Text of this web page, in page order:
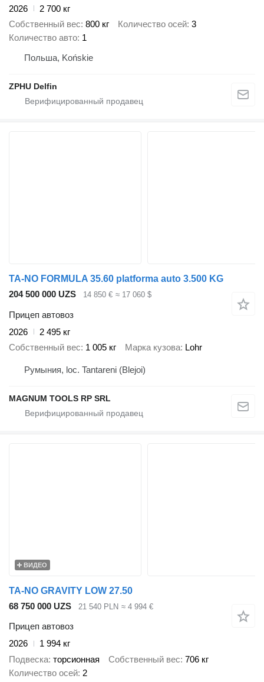
2026
2 700 кг
Собственный вес 800 кг Количество осей 3
Количество авто 1
Польша, Końskie
ZPHU Delfin
TA-NO FORMULA 35.60 platforma auto 3.500 KG
204 500 000 UZS
14 850 € ≈ 17 060 $
Прицеп автовоз
2026
2 495 кг
Собственный вес 1 005 кг Марка кузова Lohr
Румыния, loc. Tantareni (Blejoi)
MAGNUM TOOLS RP SRL
ВИДЕО
TA-NO GRAVITY LOW 27.50
68 750 000 UZS
21 540 PLN ≈ 4 994 €
Прицеп автовоз
2026
1 994 кг
Подвеска торсионная Собственный вес 706 кг
Количество осей 2